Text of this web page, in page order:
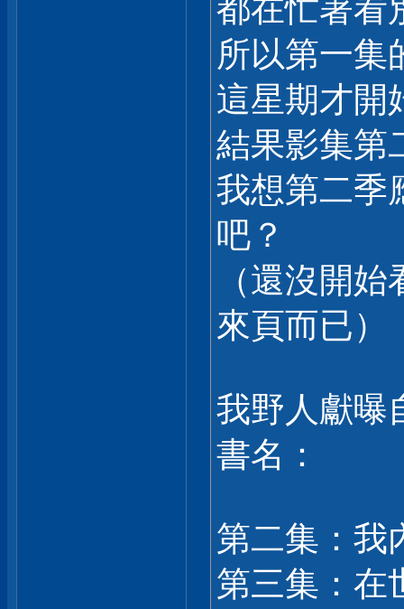
都在忙著看
所以第一集
這星期才開
結果影集第
我想第二季
吧？
（還沒開
來頁而已）
我野人獻曝
書名：
第二集：我
第三集：在